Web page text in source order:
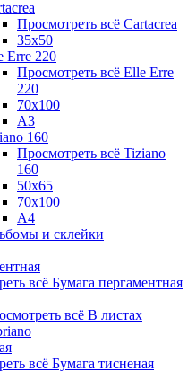
Просмотреть всё Cartacrea
35х50
Erre 220
Просмотреть всё Elle Erre
220
70х100
А3
160
Просмотреть всё Tiziano
160
50х65
70х100
А4
и склейки
всё Бумага пергаментная
всё В листах
всё Бумага тисненая